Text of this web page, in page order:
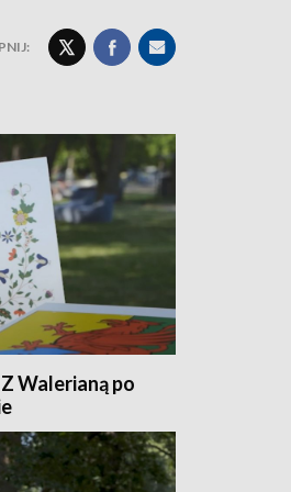
Walerianą po